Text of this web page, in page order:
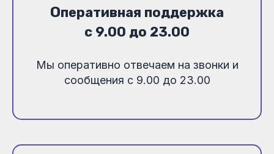
Оперативная поддержка
с 9.00 до 23.00
Мы оперативно отвечаем на звонки и
сообщения с 9.00 до 23.00